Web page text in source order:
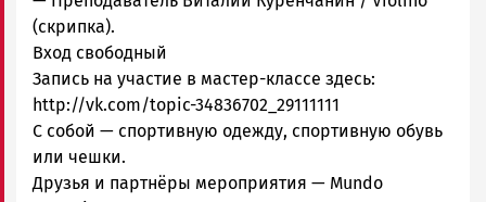
(скрипка).
Вход свободный
Запись на участие в мастер-классе здесь:
http://vk.com/topic-34836702_29111111
С собой — спортивную одежду, спортивную обувь
или чешки.
Друзья и партнёры мероприятия — Mundo